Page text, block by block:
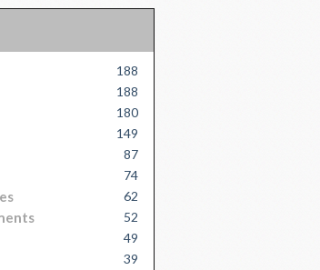
188
188
180
149
87
74
62
52
49
39